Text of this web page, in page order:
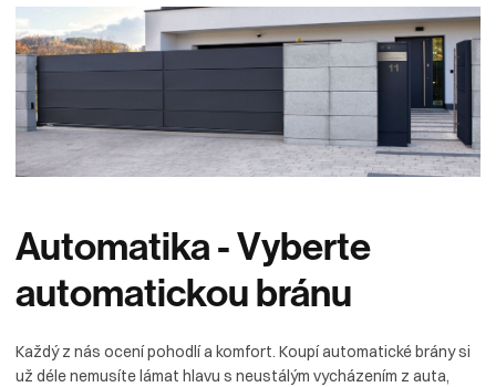
Automatika-Vyberte
automatickoubránu
Každý z nás ocení pohodlí a komfort. Koupí automatické brány si
už déle nemusíte lámat hlavu s neustálým vycházením z auta,